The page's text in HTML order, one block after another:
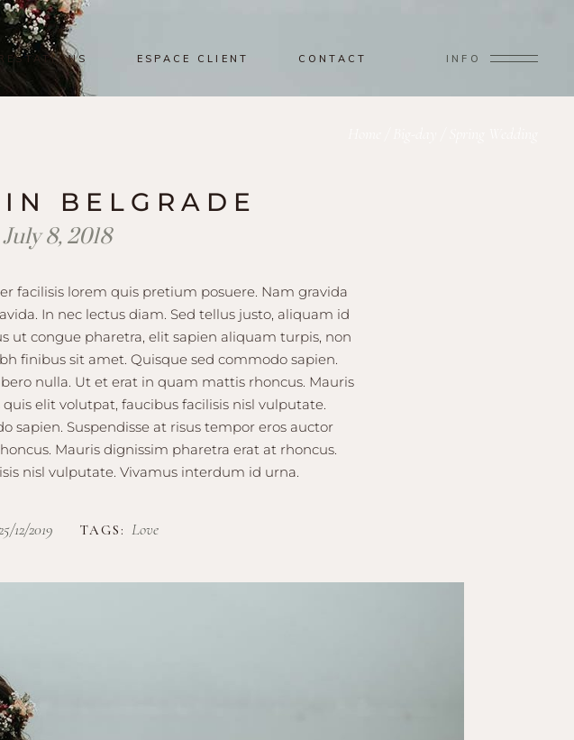
ESPACE CLIENT CONTACT INFO
BELGRADE
8, 2018
facilisis lorem quis pretium posuere. Nam gravida
In nec lectus diam. Sed tellus justo, aliquam id
ut congue pharetra, elit sapien aliquam turpis, non
finibus sit amet. Quisque sed commodo sapien.
nulla. Ut et erat in quam mattis rhoncus. Mauris
elit volutpat, faucibus facilisis nisl vulputate.
Suspendisse at risus tempor eros auctor
Mauris dignissim pharetra erat at rhoncus.
nisl vulputate. Vivamus interdum id urna.
12/2019 TAGS: Love